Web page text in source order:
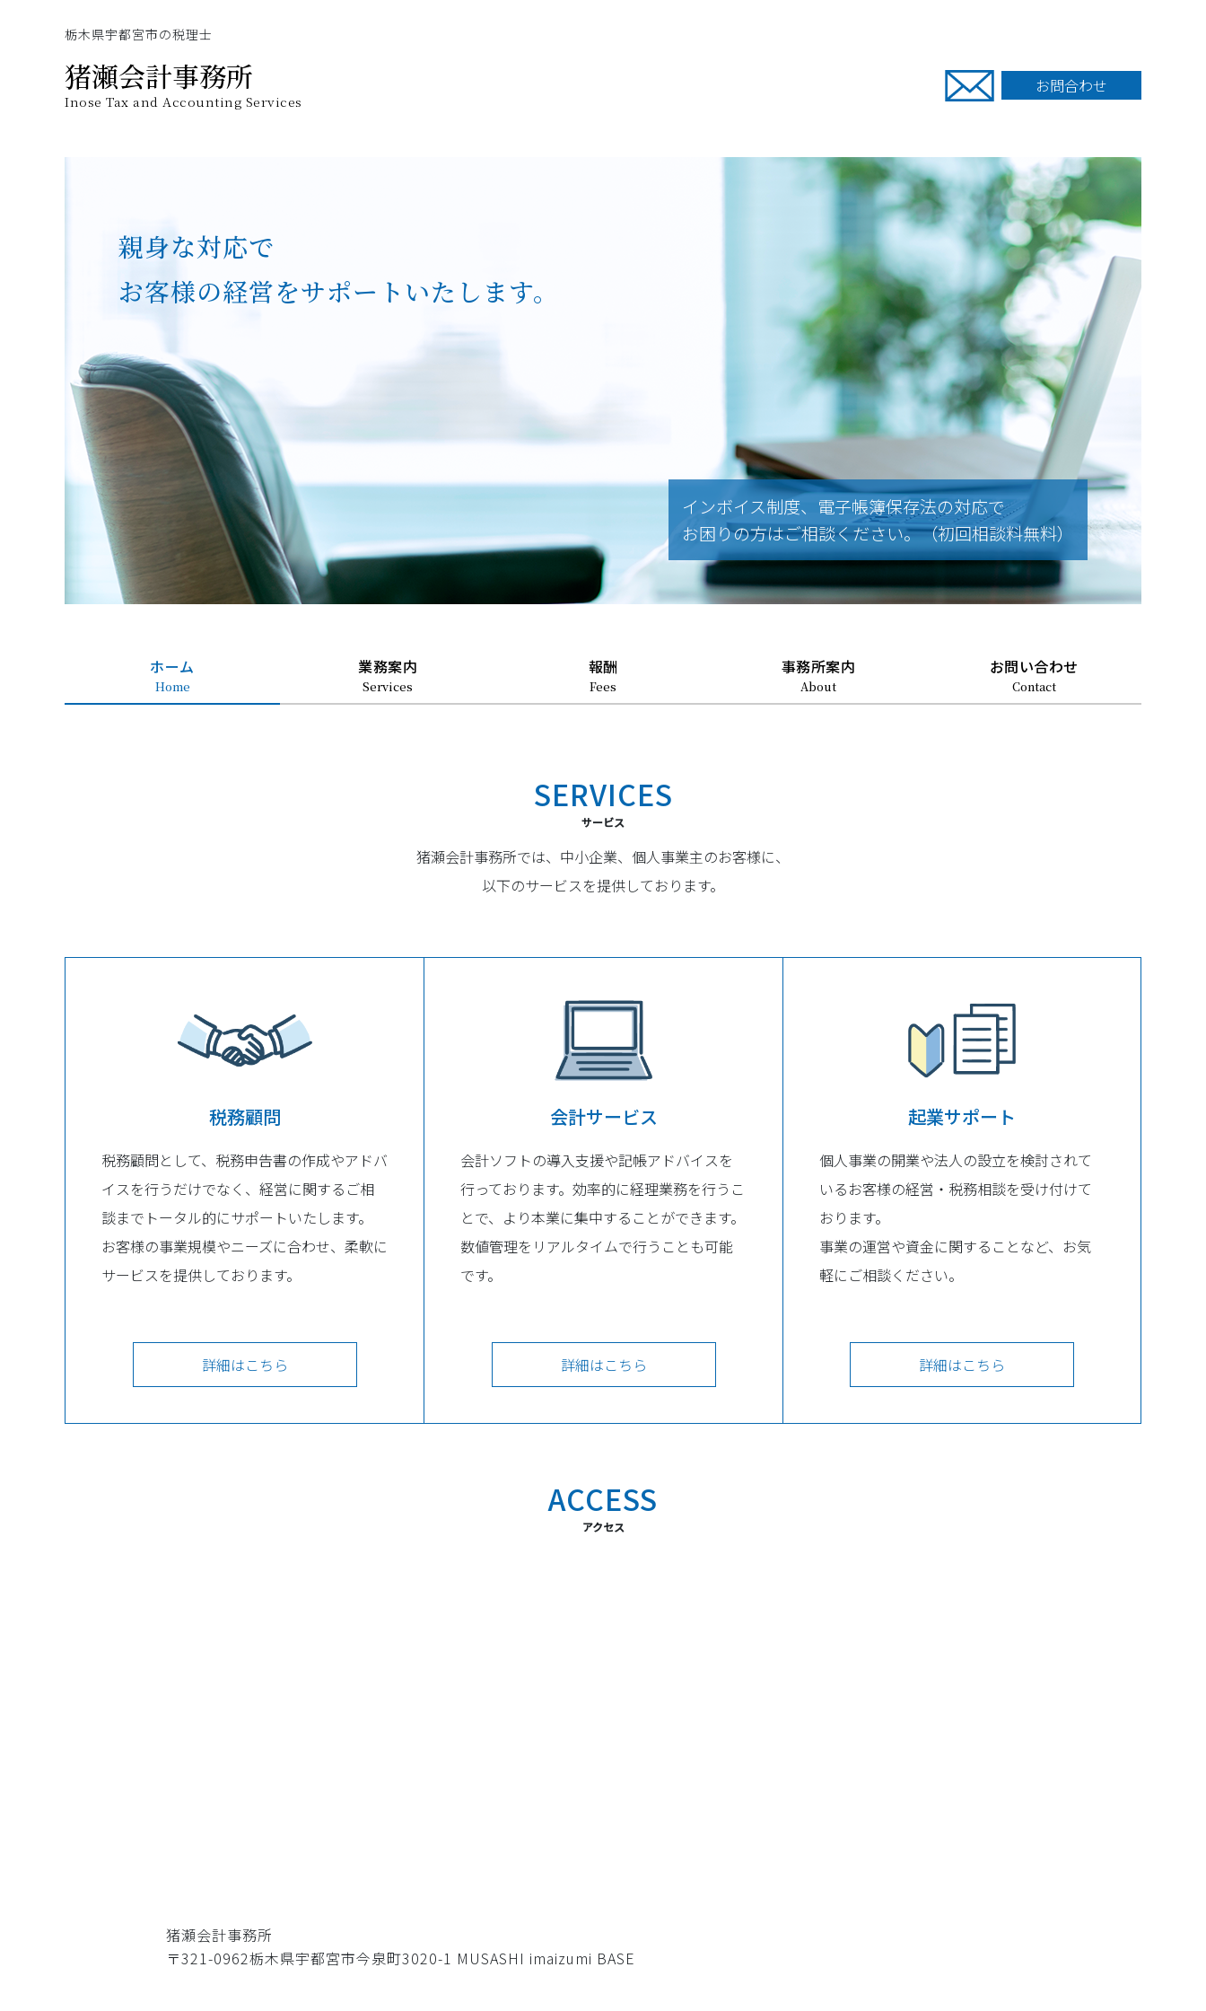
栃木県宇都宮市の税理士
猪瀬会計事務所
Inose Tax and Accounting Services
お問合わせ
親身な対応で
お客様の経営をサポートいたします。
インボイス制度、電子帳簿保存法の対応で
お困りの方はご相談ください。（初回相談料無料）
ホーム
Home
業務案内
Services
報酬
Fees
事務所案内
About
お問い合わせ
Contact
SERVICES
サービス
猪瀬会計事務所では、中小企業、個人事業主のお客様に、
以下のサービスを提供しております。
税務顧問
税務顧問として、税務申告書の作成やアドバ
イスを行うだけでなく、経営に関するご相
談までトータル的にサポートいたします。
お客様の事業規模やニーズに合わせ、柔軟に
サービスを提供しております。
詳細はこちら
会計サービス
会計ソフトの導入支援や記帳アドバイスを
行っております。効率的に経理業務を行うこ
とで、より本業に集中することができます。
数値管理をリアルタイムで行うことも可能
です。
詳細はこちら
起業サポート
個人事業の開業や法人の設立を検討されて
いるお客様の経営・税務相談を受け付けて
おります。
事業の運営や資金に関することなど、お気
軽にご相談ください。
詳細はこちら
ACCESS
アクセス
猪瀬会計事務所
〒321-0962栃木県宇都宮市今泉町3020-1 MUSASHI imaizumi BASE